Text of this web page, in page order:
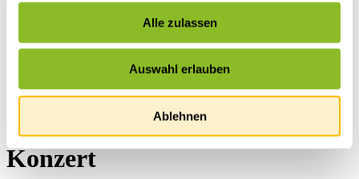
Alle zulassen
Auswahl erlauben
Ablehnen
Übersicht
News
Krippenausstellung und
Konzert